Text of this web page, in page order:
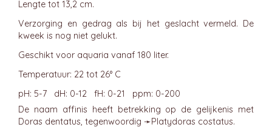
Lengte tot 13,2 cm.
Verzorging en gedrag als bij het geslacht vermeld. De
kweek is nog niet gelukt.
Geschikt voor aquaria vanaf 180 liter.
Temperatuur: 22 tot 26° C
pH: 5-7 dH: 0-12 fH: 0-21 ppm: 0-200
De naam affinis heeft betrekking op de gelijkenis met
Doras dentatus, tegenwoordig ➛Platydoras costatus.